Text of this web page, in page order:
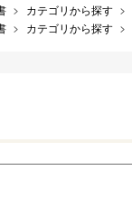
カテゴリから探す
カテゴリから探す